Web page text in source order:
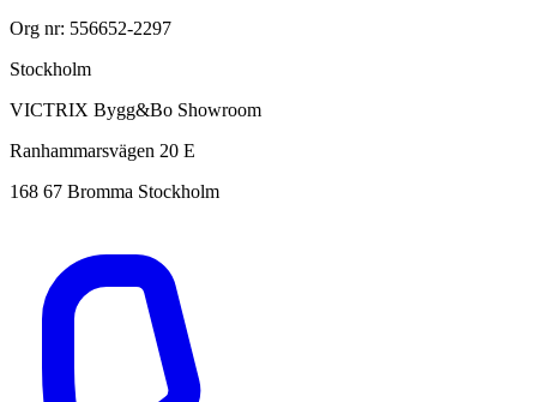
Org nr: 556652-2297
Stockholm
VICTRIX Bygg&Bo Showroom
Ranhammarsvägen 20 E
168 67 Bromma Stockholm